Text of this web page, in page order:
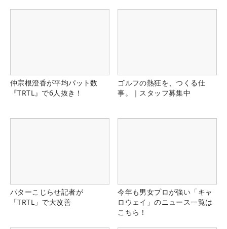
仲宗根澄香が平均パット数
『TRTL』で6人抜き！
ゴルフの熱狂を、つくる仕
事。｜スタッフ募集中
パターこじらせ記者が
「TRTL」で大改善
今年も男女プロが強い「キャ
ロウェイ」のニュース一覧は
こちら！